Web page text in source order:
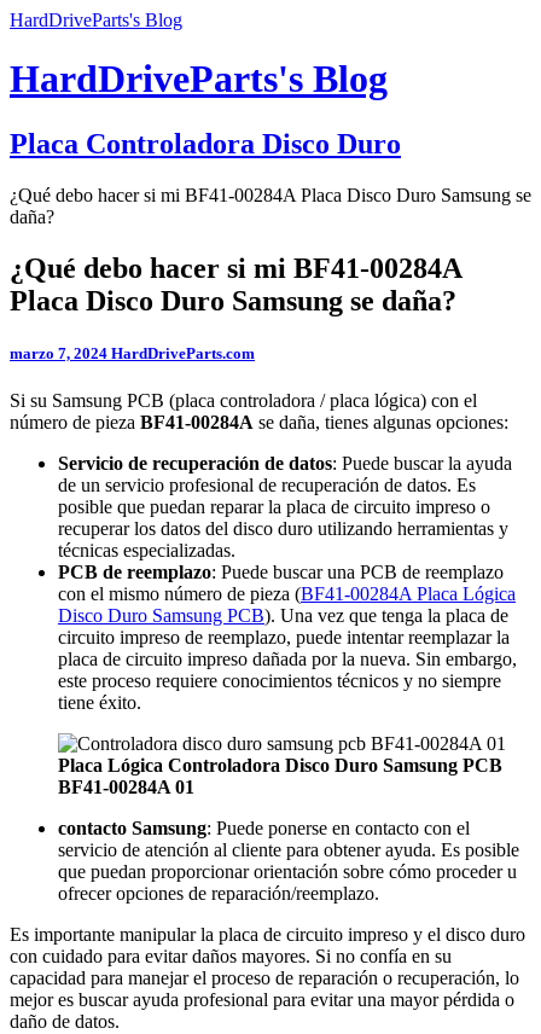
HardDriveParts's Blog
HardDriveParts's Blog
Placa Controladora Disco Duro
¿Qué debo hacer si mi BF41-00284A Placa Disco Duro Samsung se
daña?
¿Qué debo hacer si mi BF41-00284A
Placa Disco Duro Samsung se daña?
marzo 7, 2024 HardDriveParts.com
Si su Samsung PCB (placa controladora / placa lógica) con el
número de pieza BF41-00284A se daña, tienes algunas opciones:
Servicio de recuperación de datos: Puede buscar la ayuda
de un servicio profesional de recuperación de datos. Es
posible que puedan reparar la placa de circuito impreso o
recuperar los datos del disco duro utilizando herramientas y
técnicas especializadas.
PCB de reemplazo: Puede buscar una PCB de reemplazo
con el mismo número de pieza (BF41-00284A Placa Lógica
Disco Duro Samsung PCB). Una vez que tenga la placa de
circuito impreso de reemplazo, puede intentar reemplazar la
placa de circuito impreso dañada por la nueva. Sin embargo,
este proceso requiere conocimientos técnicos y no siempre
tiene éxito.
Placa Lógica Controladora Disco Duro Samsung PCB
BF41-00284A 01
contacto Samsung: Puede ponerse en contacto con el
servicio de atención al cliente para obtener ayuda. Es posible
que puedan proporcionar orientación sobre cómo proceder u
ofrecer opciones de reparación/reemplazo.
Es importante manipular la placa de circuito impreso y el disco duro
con cuidado para evitar daños mayores. Si no confía en su
capacidad para manejar el proceso de reparación o recuperación, lo
mejor es buscar ayuda profesional para evitar una mayor pérdida o
daño de datos.